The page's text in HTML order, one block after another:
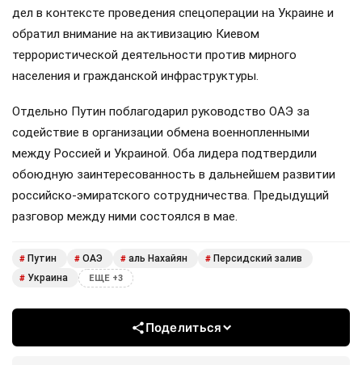
дел в контексте проведения спецоперации на Украине и
обратил внимание на активизацию Киевом
террористической деятельности против мирного
населения и гражданской инфраструктуры.
Отдельно Путин поблагодарил руководство ОАЭ за
содействие в организации обмена военнопленными
между Россией и Украиной. Оба лидера подтвердили
обоюдную заинтересованность в дальнейшем развитии
российско-эмиратского сотрудничества. Предыдущий
разговор между ними состоялся в мае.
# Путин # ОАЭ # аль Нахайян # Персидский залив
# Украина ЕЩЕ +3
Поделиться